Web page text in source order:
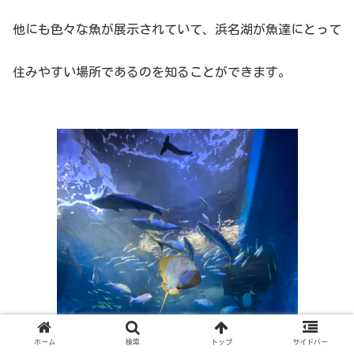
他にも色々な魚が展示されていて、浜名湖が魚達にとって
住みやすい場所であるのを知ることができます。
ホーム 検索 トップ サイドバー